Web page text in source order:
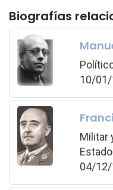
Biografías
10/
Militar
04/